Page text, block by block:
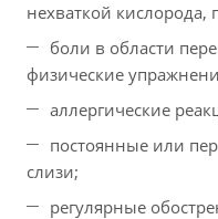
нехваткой кислорода,
боли в области
физические
аллергические
постоянные или
слизи;
регулярные